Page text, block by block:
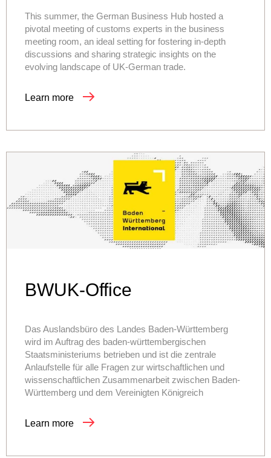
Future of UK-German
Trade
This summer, the German Business Hub hosted a
pivotal meeting of customs experts in the business
meeting room, an ideal setting for fostering in-depth
discussions and sharing strategic insights on the
evolving landscape of UK-German trade.
Learn more
BWUK-Office
Das Auslandsbüro des Landes Baden-Württemberg
wird im Auftrag des baden-württembergischen
Staatsministeriums betrieben und ist die zentrale
Anlaufstelle für alle Fragen zur wirtschaftlichen und
wissenschaftlichen Zusammenarbeit zwischen Baden-
Württemberg und dem Vereinigten Königreich
Learn more